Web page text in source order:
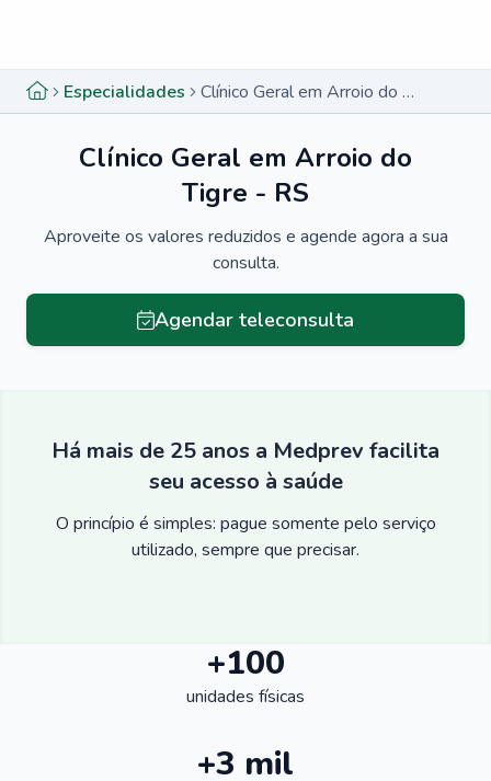
Especialidades Clínico Geral em Arroio do Tigre - RS
Clínico Geral em Arroio do
Tigre - RS
Aproveite os valores reduzidos e agende agora a sua
consulta.
Agendar teleconsulta
Há mais de 25 anos a Medprev facilita
seu acesso à saúde
O princípio é simples: pague somente pelo serviço
utilizado, sempre que precisar.
+100
unidades físicas
+3 mil